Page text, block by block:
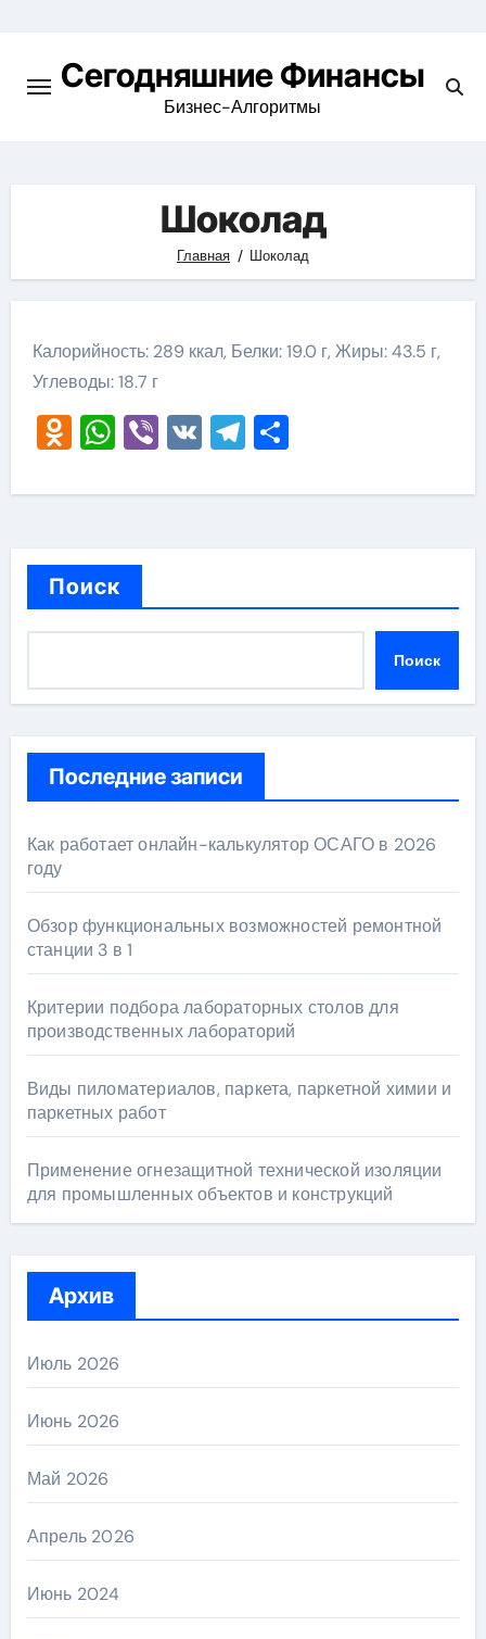
содержимомуСегодняшние Финансы
Бизнес-Алгоритмы
Шоколад
Главная Шоколад
Калорийность: 289 ккал, Белки: 19.0 г, Жиры: 43.5 г,
Углеводы: 18.7 г
Odnoklassniki
WhatsApp
Viber
VKTelegram
Отправить
Поиск
Поиск
Последние записи
Как работает онлайн-калькулятор ОСАГО в 2026
году
Обзор функциональных возможностей ремонтной
станции 3 в 1
Критерии подбора лабораторных столов для
производственных лабораторий
Виды пиломатериалов, паркета, паркетной химии и
паркетных работ
Применение огнезащитной технической изоляции
для промышленных объектов и конструкций
Архив
Июль 2026
Июнь 2026
Май 2026
Апрель 2026
Июнь 2024